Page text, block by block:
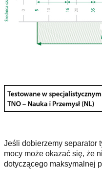
Jeśli dobierzemy separator
mocy może okazać się, że
dotyczącego maksymalnej